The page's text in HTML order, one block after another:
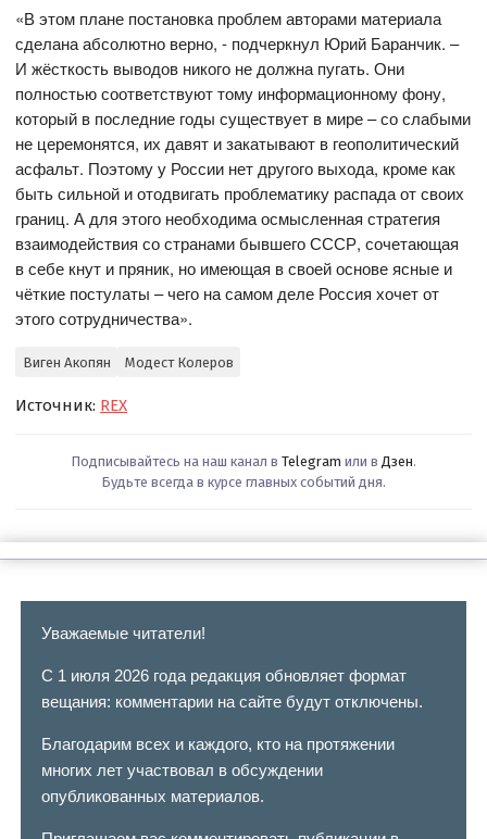
«В этом плане постановка проблем авторами материала
сделана абсолютно верно, - подчеркнул Юрий Баранчик. –
И жёсткость выводов никого не должна пугать. Они
полностью соответствуют тому информационному фону,
который в последние годы существует в мире – со слабыми
не церемонятся, их давят и закатывают в геополитический
асфальт. Поэтому у России нет другого выхода, кроме как
быть сильной и отодвигать проблематику распада от своих
границ. А для этого необходима осмысленная стратегия
взаимодействия со странами бывшего СССР, сочетающая
в себе кнут и пряник, но имеющая в своей основе ясные и
чёткие постулаты – чего на самом деле Россия хочет от
этого сотрудничества».
Виген Акопян Модест Колеров
Источник: REX
Подписывайтесь на наш канал в Telegram или в Дзен.
Будьте всегда в курсе главных событий дня.
Уважаемые читатели!
С 1 июля 2026 года редакция обновляет формат
вещания: комментарии на сайте будут отключены.
Благодарим всех и каждого, кто на протяжении
многих лет участвовал в обсуждении
опубликованных материалов.